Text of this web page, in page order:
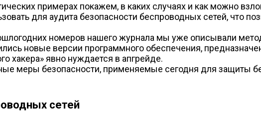
примерах покажем, в каких случаях и как можно
для аудита безопасности беспроводных сетей, что
номеров нашего журнала мы уже описывали
новые версии программного обеспечения,
хакера» явно нуждается в апгрейде.
меры безопасности, применяемые сегодня для защиты
сетей